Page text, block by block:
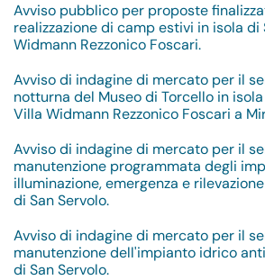
Avviso pubblico per proposte
realizzazione di camp estivi in isola di
Widmann Rezzonico Foscari.
Avviso di indagine di mercato per il
notturna del Museo di Torcello in
Villa Widmann Rezzonico Foscari a
Avviso di indagine di mercato per il
manutenzione programmata degli
illuminazione, emergenza e
di San Servolo.
Avviso di indagine di mercato per il
manutenzione dell'impianto idrico
di San Servolo.